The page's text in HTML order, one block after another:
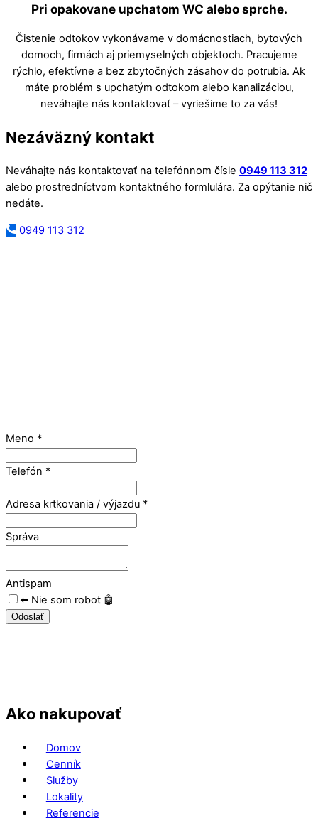
Pri opakovane upchatom WC alebo sprche.
Čistenie odtokov vykonávame v domácnostiach, bytových
domoch, firmách aj priemyselných objektoch. Pracujeme
rýchlo, efektívne a bez zbytočných zásahov do potrubia. Ak
máte problém s upchatým odtokom alebo kanalizáciou,
neváhajte nás kontaktovať – vyriešime to za vás!
Nezáväzný kontakt
Neváhajte nás kontaktovať na telefónnom čísle 0949 113 312
alebo prostredníctvom kontaktného formlulára. Za opýtanie nič
nedáte.
0949 113 312
Meno *
Telefón *
Adresa krtkovania / výjazdu *
Správa
Antispam
⬅️ Nie som robot 🤖
Odoslať
Ako nakupovať
Domov
Cenník
Služby
Lokality
Referencie